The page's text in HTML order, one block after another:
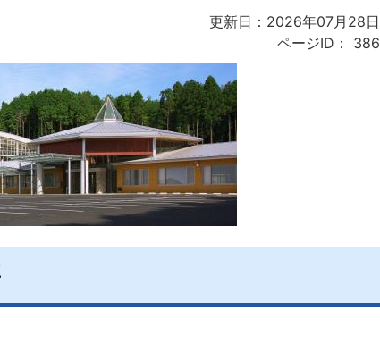
更新日：2026年07月28日
ページID：
386